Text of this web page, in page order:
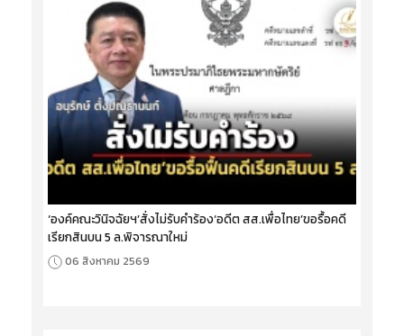
‘องค์คณะวินิจฉัยฯ’สั่งไม่รับคำร้อง‘อดีต สส.เพื่อไทย’ขอรื้อคดี
เรียกสินบน 5 ล.พิจารณาใหม่
06 สิงหาคม 2569